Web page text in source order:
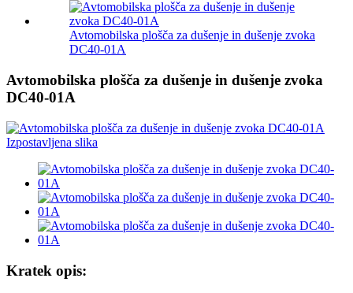
Avtomobilska plošča za dušenje in dušenje zvoka
DC40-01A
Avtomobilska plošča za dušenje in dušenje zvoka
DC40-01A
Kratek opis: